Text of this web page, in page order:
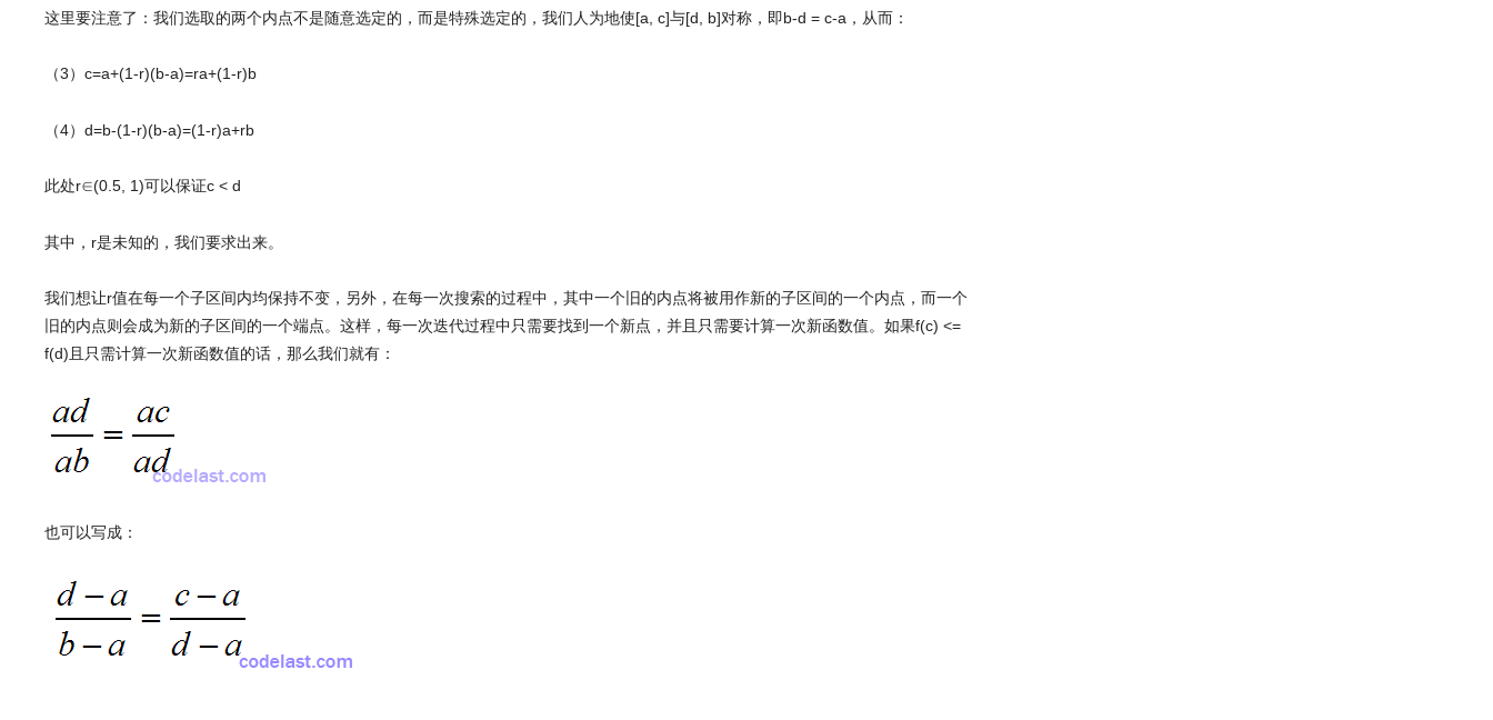
这里要注意了：我们选取的两个内点不是随意选定的，而是特殊选定的，我们人为地使[a, c]与[d, b]对称，即b-d = c-a，从而：
（3）c=a+(1-r)(b-a)=ra+(1-r)b
（4）d=b-(1-r)(b-a)=(1-r)a+rb
此处r∈(0.5, 1)可以保证c < d
其中，r是未知的，我们要求出来。
我们想让r值在每一个子区间内均保持不变，另外，在每一次搜索的过程中，其中一个旧的内点将被用作新的子区间的一个内点，而一个
旧的内点则会成为新的子区间的一个端点。这样，每一次迭代过程中只需要找到一个新点，并且只需要计算一次新函数值。如果f(c) <=
f(d)且只需计算一次新函数值的话，那么我们就有：
也可以写成：